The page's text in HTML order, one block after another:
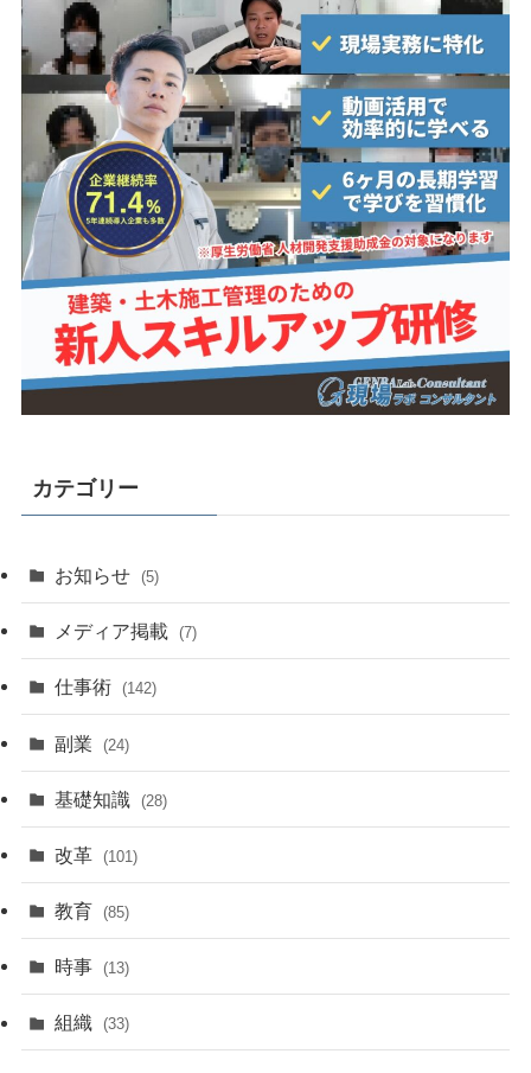
カテゴリー
お知らせ (5)
メディア掲載 (7)
仕事術 (142)
副業 (24)
基礎知識 (28)
改革 (101)
教育 (85)
時事 (13)
組織 (33)